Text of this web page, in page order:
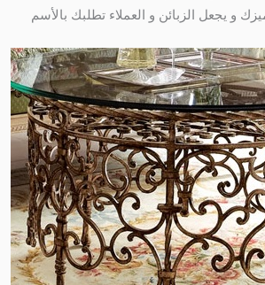
و يجعل الزبائن و العملاء تطلبك بالأسم